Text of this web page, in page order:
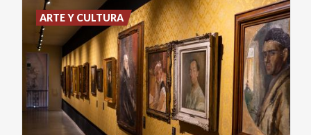
ARTE Y CULTURA